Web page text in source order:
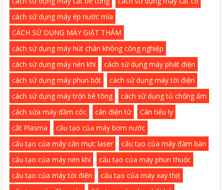
cách sử dụng máy ép nước mía
CÁCH SỬ DỤNG MÁY GIẶT THẢM
cách sử dụng máy hút chân không công nghiệp
cách sử dụng máy nén khí
cách sử dụng máy phát điện
cách sử dụng máy phun bột
cách sử dụng máy tời điện
cách sử dụng máy trộn bê tông
cách sử dụng tủ chống ẩm
cách sửa máy đầm cóc
cân điện tử
Cân tiểu ly
cắt Plasma
cấu tạo của máy bơm nước
cấu tạo của máy cân mực laser
cấu tạo của máy đàm bàn
cấu tạo của máy nén khí
cấu tạo của máy phun thuốc
cấu tạo của máy tời điện
cấu tạo của máy xay thịt